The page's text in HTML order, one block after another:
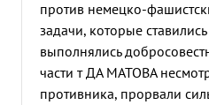
против немецко-
задачи, которые
выполнялись
части т ДА МАТОВА
противника, прорвали